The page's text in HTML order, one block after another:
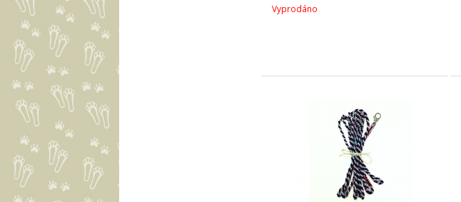
Vyprodáno